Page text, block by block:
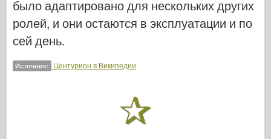
Хеллер
ХоббиБос
Модели IBG
Jc.
было адаптировано для нескольких других
ролей, и они остаются в эксплуатации и по
сей день.
Источник: Центурион в Википедии